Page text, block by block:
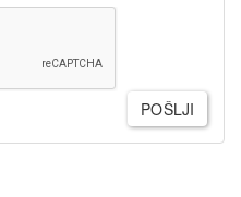
POŠLJI